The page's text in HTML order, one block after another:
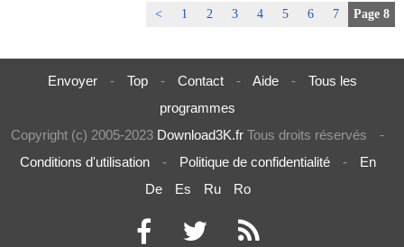
< 1 2 3 4 5 6 7 Page 8
Envoyer - Top - Contact - Aide -
Tous les
programmes
Copyright (c) 2005-2023 Download3K.fr Tous droits réservés
-
Conditions d'utilisation
- Politique de confidentialité -
En
De
Es Ru Ro